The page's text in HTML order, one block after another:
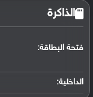
الذاكرة
فتحة البطاقة:
الداخلية: